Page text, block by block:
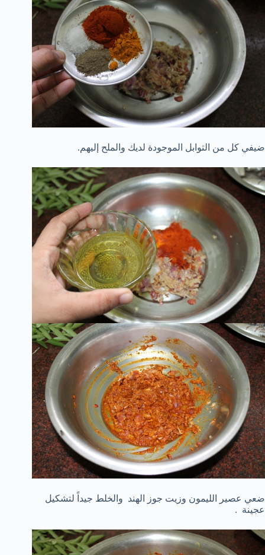
ضيفي كل من التوابل الموجودة لديك والملح إليهم.
ضعي عصير الليمون وزيت جوز الهند والخلط جيداً لتشكيل
عجينة .